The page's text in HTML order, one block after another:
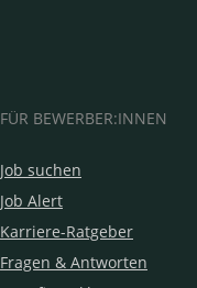
FÜR BEWERBER:INNEN
Job suchen
Job Alert
Karriere-Ratgeber
Fragen & Antworten